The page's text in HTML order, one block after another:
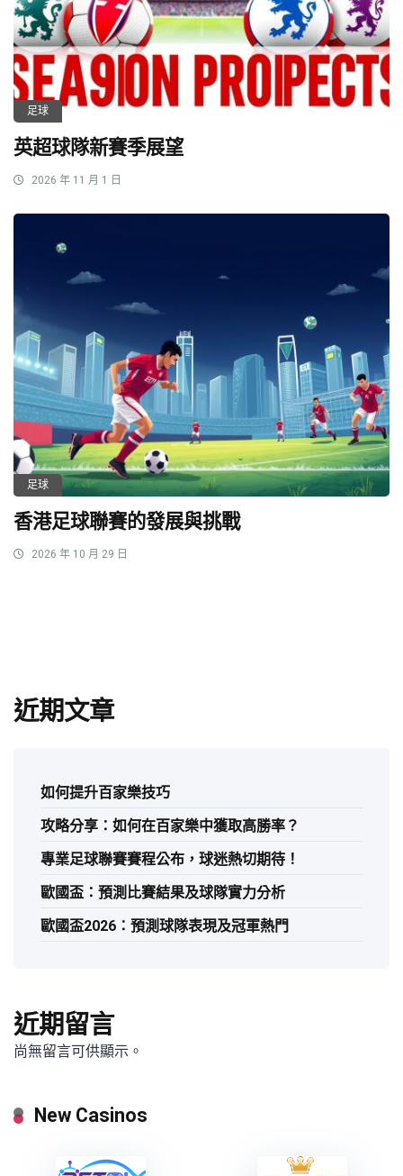
足球
英超球隊新賽季展望
2026 年 11 月 1 日
足球
香港足球聯賽的發展與挑戰
2026 年 10 月 29 日
近期文章
如何提升百家樂技巧
攻略分享：如何在百家樂中獲取高勝率？
專業足球聯賽賽程公布，球迷熱切期待！
歐國盃：預測比賽結果及球隊實力分析
歐國盃2026：預測球隊表現及冠軍熱門
近期留言
尚無留言可供顯示。
New Casinos